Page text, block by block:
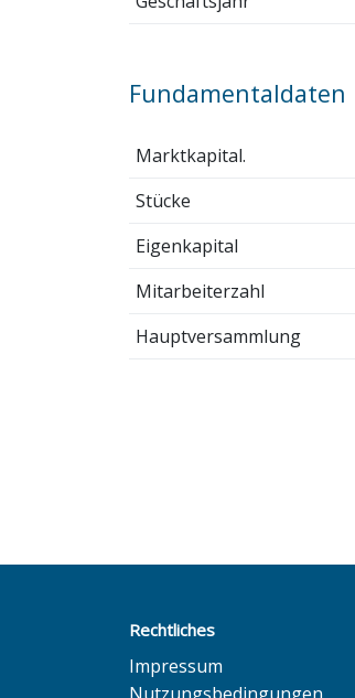
Fundamentaldaten
Marktkapital.
Stücke
Eigenkapital
Mitarbeiterzahl
Hauptversammlung
Rechtliches
Impressum